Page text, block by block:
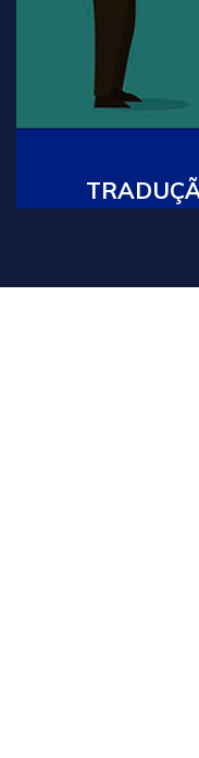
Traduções
áreas jurídica,
porte quando são
aquisição, que